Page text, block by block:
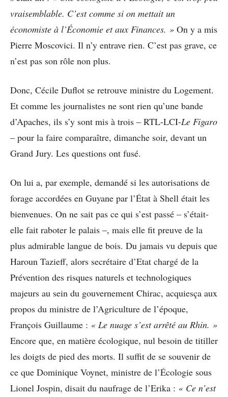
vraisemblable. C’est comme si on mettait un
économiste à l’Économie et aux Finances. » On y a mis
Pierre Moscovici. Il n’y entrave rien. C’est pas grave, ce
n’est pas son rôle non plus.
Donc, Cécile Duflot se retrouve ministre du Logement.
Et comme les journalistes ne sont rien qu’une bande
d’Apaches, ils s’y sont mis à trois – RTL-LCI-Le Figaro
– pour la faire comparaître, dimanche soir, devant un
Grand Jury. Les questions ont fusé.
On lui a, par exemple, demandé si les autorisations de
forage accordées en Guyane par l’État à Shell était les
bienvenues. On ne sait pas ce qui s’est passé – s’était-
elle fait raboter le palais –, mais elle fit preuve de la
plus admirable langue de bois. Du jamais vu depuis que
Haroun Tazieff, alors secrétaire d’Etat chargé de la
Prévention des risques naturels et technologiques
majeurs au sein du gouvernement Chirac, acquiesça aux
propos du ministre de l’Agriculture de l’époque,
François Guillaume : « Le nuage s’est arrêté au Rhin. »
Encore que, en matière écologique, nul besoin de titiller
les doigts de pied des morts. Il suffit de se souvenir de
ce que Dominique Voynet, ministre de l’Écologie sous
Lionel Jospin, disait du naufrage de l’Erika : « Ce n’est